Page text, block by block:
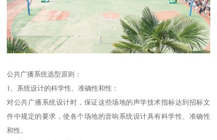
公共广播系统选型原则：
1、系统设计的科学性、准确性和性：
对公共广播系统设计时，保证这些场地的声学技术指标达到招标文
件中规定的要求，使各个场地的音响系统设计具有科学性、准确性
和性。